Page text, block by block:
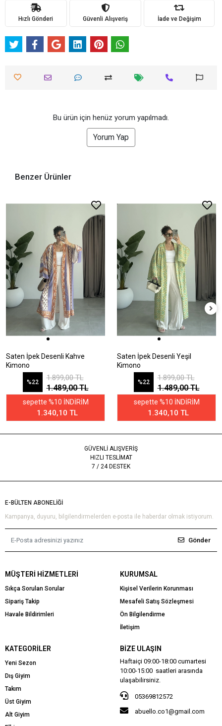
Hızlı Gönderi Güvenli Alışveriş İade ve Değişim
Bu ürün için henüz yorum yapılmadı.
Yorum Yap
Benzer Ürünler
Saten İpek Desenli Kahve
Kimono
%22
1.899,00 TL
1.489,00 TL
sepette %10 İNDİRİM
1.340,10 TL
Saten İpek Desenli Yeşil
Kimono
%22
1.899,00 TL
1.489,00 TL
sepette %10 İNDİRİM
1.340,10 TL
GÜVENLİ ALIŞVERİŞ
HIZLI TESLİMAT
7 / 24 DESTEK
E-BÜLTEN ABONELİĞİ
Kampanya, duyuru, bilgilendirmelerden e-posta ile haberdar olmak istiyorum.
Gönder
MÜŞTERI HIZMETLERI
Sıkça Sorulan Sorular
Sipariş Takip
Havale Bildirimleri
KURUMSAL
Kişisel Verilerin Korunması
Mesafeli Satış Sözleşmesi
Ön Bilgilendirme
İletişim
KATEGORILER
Yeni Sezon
Dış Giyim
Takım
Üst Giyim
Alt Giyim
BIZE ULAŞIN
Haftaiçi 09:00-18:00 cumartesi
10:00-15:00 saatleri arasında
ulaşabilirsiniz.
05369812572
abuello.co1@gmail.com